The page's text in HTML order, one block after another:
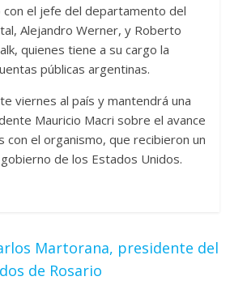
el jefe del departamento del
Alejandro Werner, y Roberto
quienes tiene a su cargo la
públicas argentinas.
viernes al país y mantendrá una
Mauricio Macri sobre el avance
con el organismo, que recibieron un
de los Estados Unidos.
Martorana, presidente del
de Rosario